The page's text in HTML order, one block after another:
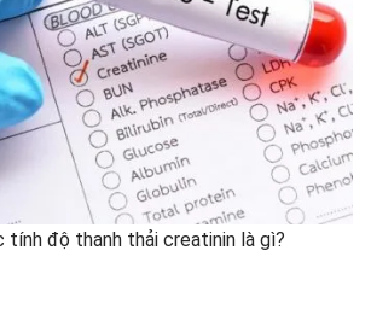
tính độ thanh thải creatinin là gì?